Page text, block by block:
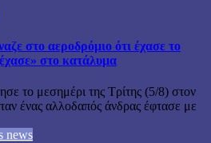
στο αεροδρόμιο ότι έχασε το
στο κατάλυμα
το μεσημέρι της Τρίτης (5/8) στον
ένας αλλοδαπός άνδρας έφτασε με
news